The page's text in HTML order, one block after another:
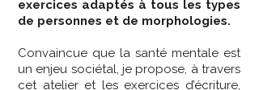
exercices adaptés à tous les types
de personnes et de morphologies.
Convaincue que la santé mentale est
un enjeu sociétal, je propose, à travers
cet atelier et les exercices d’écriture,